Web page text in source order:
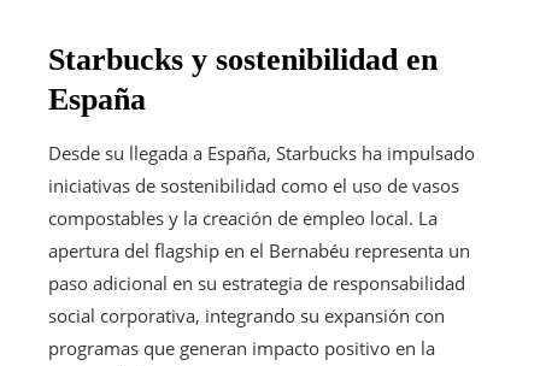
Starbucks y sostenibilidad en
España
Desde su llegada a España, Starbucks ha impulsado
iniciativas de sostenibilidad como el uso de vasos
compostables y la creación de empleo local. La
apertura del flagship en el Bernabéu representa un
paso adicional en su estrategia de responsabilidad
social corporativa, integrando su expansión con
programas que generan impacto positivo en la